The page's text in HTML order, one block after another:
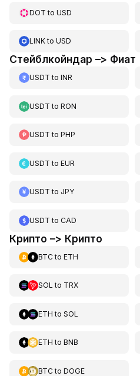
DOT to USD
LINKto USD
Стейблкойндар –> Фиат
USDT to INR
USDT to RON
USDT to PHP
USDT to EUR
USDT to JPY
USDT to CAD
Крипто –> Крипто
BTCto ETH
SOL to TRX
ETH to SOL
ETH to BNB
BTCto DOGE